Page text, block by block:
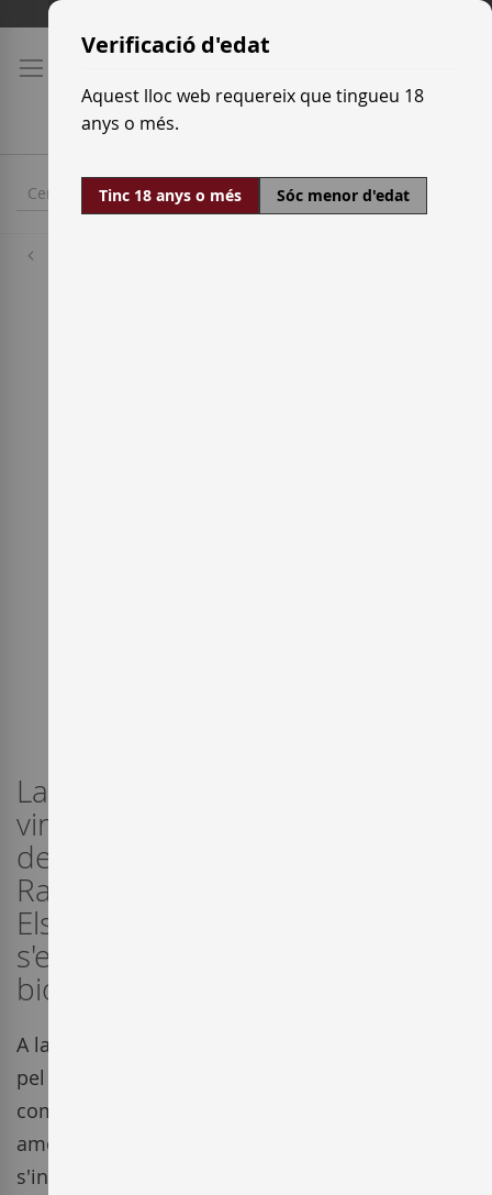
Skip
Content
La recuperació del conreu de la
vinya al Massís del Garraf és un
dels majors èxits del celler Can
Ramon Viticultors del Montgrès.
Els seus expressius caves i vins
s'elaboren aplicant la
biodinàmica.
A la Masia Can Ramón l'activitat vitivinícola, tant
pel que fa al cultiu i l’elaboració com a la
comercialització de vins amb colònies
americanes i el mercat al sud del país Gal•ló,
s'inicia al segle XIV. Aquesta activitat es va veure
Verificació d'edat
Aquest lloc web requereix que tingueu 18
anys o més.
Tinc 18 anys o més Sóc menor d'edat